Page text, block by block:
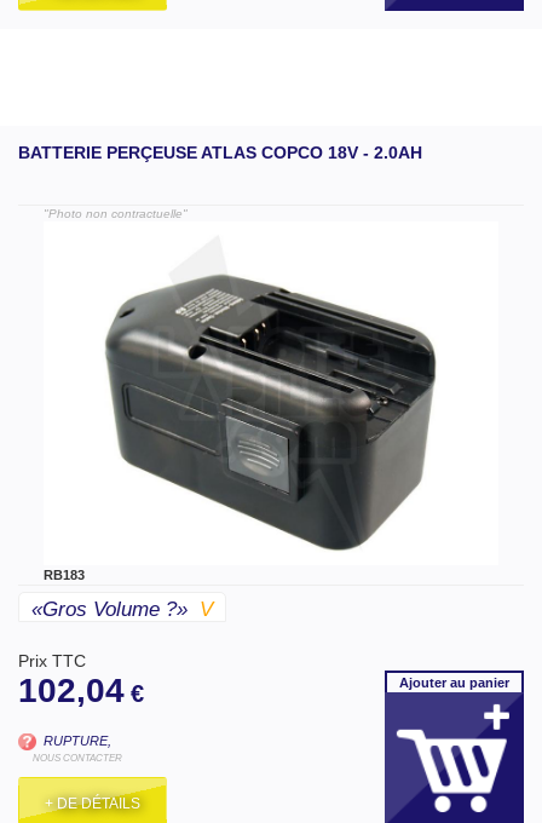
BATTERIE PERÇEUSE ATLAS COPCO 18V - 2.0AH
"Photo non contractuelle"
RB183
«gros Volume ?» V
Prix TTC
102,04 €
RUPTURE,
NOUS CONTACTER
+ DE DÉTAILS
Ajouterau panier